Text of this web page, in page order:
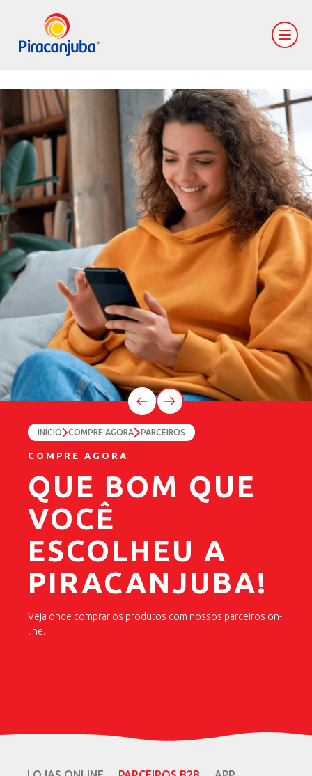
INÍCIO COMPRE AGORA PARCEIROS
COMPRE AGORA
DESCONTOS
IMPERDÍVEIS
NOS SEUS
PRODUTOS
FAVORITOS!
COMPRE AGORA
QUE BOM QUE
VOCÊ
ESCOLHEU A
PIRACANJUBA!
COMPRE AGORA
DESCONTOS
IMPERDÍVEIS
NOS SEUS
PRODUTOS
FAVORITOS!
COMPRE AGORA
QUE BOM QUE
VOCÊ
ESCOLHEU A
PIRACANJUBA!
Veja onde comprar os produtos com nossos parceiros on-
line.